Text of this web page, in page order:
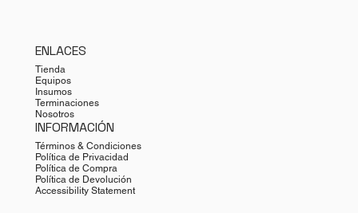
ENLACES
Tienda
Equipos
Insumos
Terminaciones
Nosotros
INFORMACIÓN
Términos & Condiciones
Política de Privacidad
Política de Compra
Política de Devolución
Accessibility Statement